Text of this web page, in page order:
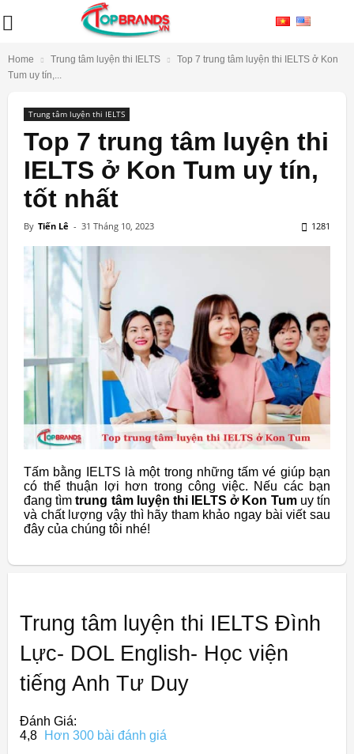
Home Trung tâm luyện thi IELTS
Top 7 trung tâm luyện thi IELTS ở Kon
Tum uy tín,...
Trung tâm luyện thi IELTS
Top 7 trung tâm luyện thi
IELTS ở Kon Tum uy tín,
tốt nhất
By Tiến Lê - 31 Tháng 10, 2023 1281
Tấm bằng IELTS là một trong những tấm vé giúp bạn
có thể thuận lợi hơn trong công việc. Nếu các bạn
đang tìm trung tâm luyện thi IELTS ở Kon Tum uy tín
và chất lượng vậy thì hãy tham khảo ngay bài viết sau
đây của chúng tôi nhé!
Trung tâm luyện thi IELTS Đình
Lực- DOL English- Học viện
tiếng Anh Tư Duy
Đánh Giá:
4,8
Hơn 300 bài đánh giá